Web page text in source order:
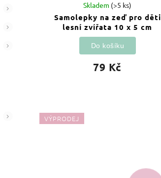
Samolepky na zeď pro děti
lesní zvířata 10 x 5 cm
Skladem (>5 ks)
79 Kč
Do košíku
VÝPRODEJ